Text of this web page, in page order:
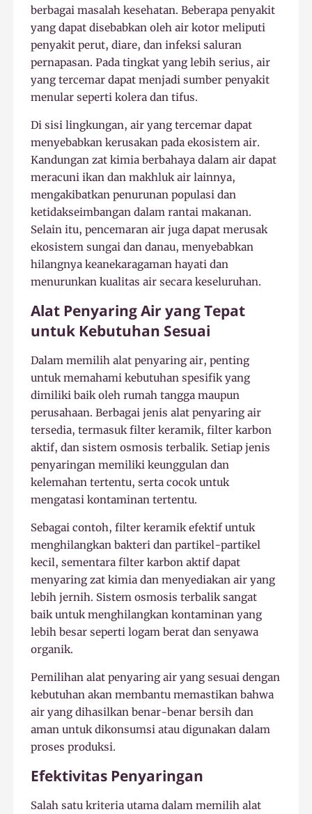
berbagai masalah kesehatan. Beberapa penyakit
yang dapat disebabkan oleh air kotor meliputi
penyakit perut, diare, dan infeksi saluran
pernapasan. Pada tingkat yang lebih serius, air
yang tercemar dapat menjadi sumber penyakit
menular seperti kolera dan tifus.
Di sisi lingkungan, air yang tercemar dapat
menyebabkan kerusakan pada ekosistem air.
Kandungan zat kimia berbahaya dalam air dapat
meracuni ikan dan makhluk air lainnya,
mengakibatkan penurunan populasi dan
ketidakseimbangan dalam rantai makanan.
Selain itu, pencemaran air juga dapat merusak
ekosistem sungai dan danau, menyebabkan
hilangnya keanekaragaman hayati dan
menurunkan kualitas air secara keseluruhan.
Alat Penyaring Air yang Tepat
untuk Kebutuhan Sesuai
Dalam memilih alat penyaring air, penting
untuk memahami kebutuhan spesifik yang
dimiliki baik oleh rumah tangga maupun
perusahaan. Berbagai jenis alat penyaring air
tersedia, termasuk filter keramik, filter karbon
aktif, dan sistem osmosis terbalik. Setiap jenis
penyaringan memiliki keunggulan dan
kelemahan tertentu, serta cocok untuk
mengatasi kontaminan tertentu.
Sebagai contoh, filter keramik efektif untuk
menghilangkan bakteri dan partikel-partikel
kecil, sementara filter karbon aktif dapat
menyaring zat kimia dan menyediakan air yang
lebih jernih. Sistem osmosis terbalik sangat
baik untuk menghilangkan kontaminan yang
lebih besar seperti logam berat dan senyawa
organik.
Pemilihan alat penyaring air yang sesuai dengan
kebutuhan akan membantu memastikan bahwa
air yang dihasilkan benar-benar bersih dan
aman untuk dikonsumsi atau digunakan dalam
proses produksi.
Efektivitas Penyaringan
Salah satu kriteria utama dalam memilih alat